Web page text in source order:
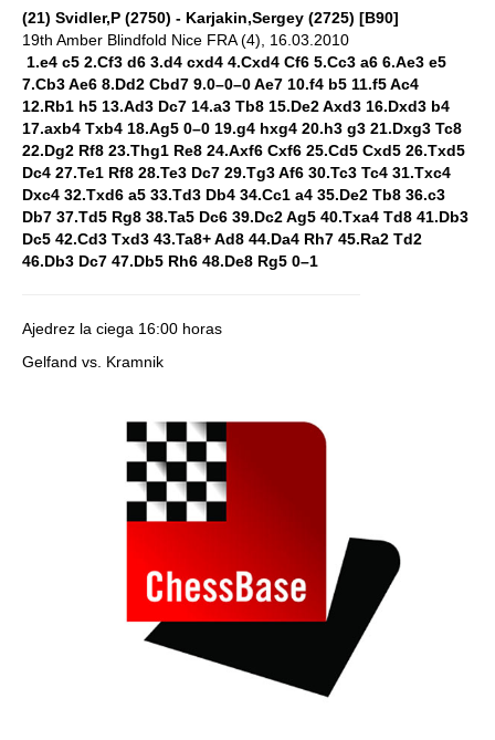
(21) Svidler,P (2750) - Karjakin,Sergey (2725) [B90]
19th Amber Blindfold Nice FRA (4), 16.03.2010
1.e4 c5 2.Cf3 d6 3.d4 cxd4 4.Cxd4 Cf6 5.Cc3 a6 6.Ae3 e5
7.Cb3 Ae6 8.Dd2 Cbd7 9.0–0–0 Ae7 10.f4 b5 11.f5 Ac4
12.Rb1 h5 13.Ad3 Dc7 14.a3 Tb8 15.De2 Axd3 16.Dxd3 b4
17.axb4 Txb4 18.Ag5 0–0 19.g4 hxg4 20.h3 g3 21.Dxg3 Tc8
22.Dg2 Rf8 23.Thg1 Re8 24.Axf6 Cxf6 25.Cd5 Cxd5 26.Txd5
Dc4 27.Te1 Rf8 28.Te3 Dc7 29.Tg3 Af6 30.Tc3 Tc4 31.Txc4
Dxc4 32.Txd6 a5 33.Td3 Db4 34.Cc1 a4 35.De2 Tb8 36.c3
Db7 37.Td5 Rg8 38.Ta5 Dc6 39.Dc2 Ag5 40.Txa4 Td8 41.Db3
Dc5 42.Cd3 Txd3 43.Ta8+ Ad8 44.Da4 Rh7 45.Ra2 Td2
46.Db3 Dc7 47.Db5 Rh6 48.De8 Rg5 0–1
Ajedrez la ciega 16:00 horas
Gelfand vs. Kramnik